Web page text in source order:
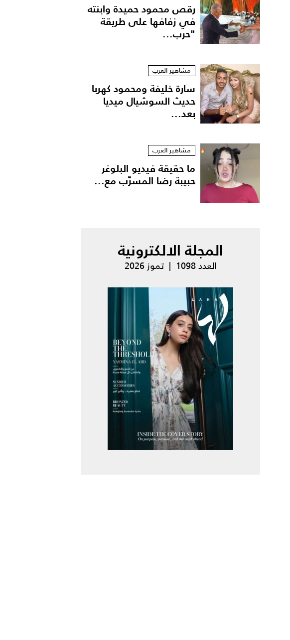
رقص محمود حميدة وابنته
في زفافها على طريقة
"حرب...
مشاهير العرب
سارة خليفة ومحمود كهربا
حديث السوشيال ميديا
بعد...
مشاهير العرب
ما حقيقة فيديو البلوغر
حبيبة رضا المسرّب مع...
المجلة الالكترونية
العدد 1098 | تموز 2026